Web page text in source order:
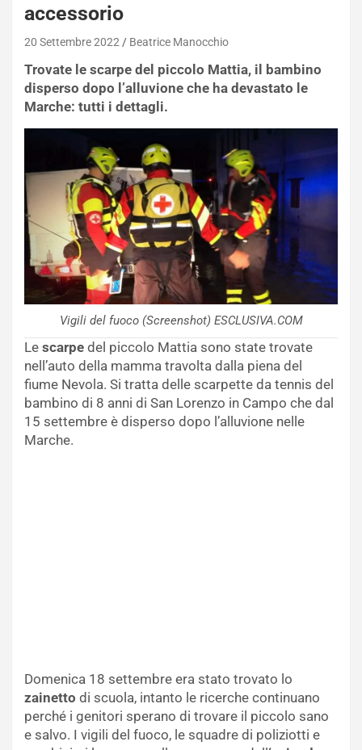
accessorio
20 Settembre 2022 Beatrice Manocchio
Trovate le scarpe del piccolo Mattia, il bambino
disperso dopo l’alluvione che ha devastato le
Marche: tutti i dettagli.
Vigili del fuoco (Screenshot) ESCLUSIVA.COM
Le scarpe del piccolo Mattia sono state trovate
nell’auto della mamma travolta dalla piena del
fiume Nevola. Si tratta delle scarpette da tennis del
bambino di 8 anni di San Lorenzo in Campo che dal
15 settembre è disperso dopo l’alluvione nelle
Marche.
Domenica 18 settembre era stato trovato lo
zainetto di scuola, intanto le ricerche continuano
perché i genitori sperano di trovare il piccolo sano
e salvo. I vigili del fuoco, le squadre di poliziotti e